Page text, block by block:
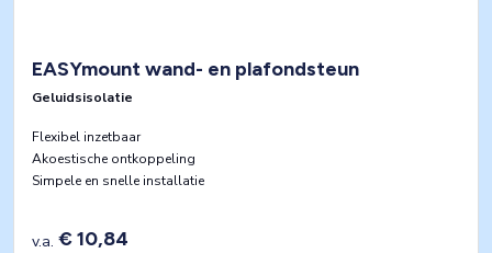
EASYmount wand- en plafondsteun
Geluidsisolatie
Flexibel inzetbaar
Akoestische ontkoppeling
Simpele en snelle installatie
v.a. € 10,84